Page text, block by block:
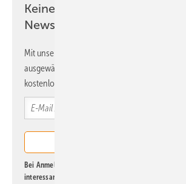
Keine Zeit? Kein Problem mit
Newsletter!
Mit unserem Newsletter erhalten Sie
ausgewählte Informationen und Neuigkeiten,
kostenlos direkt ins Postfach.
Bei Anmeldung zu diesem Newsletter bin ich damit
interessante Verlags- und Online-Angebote